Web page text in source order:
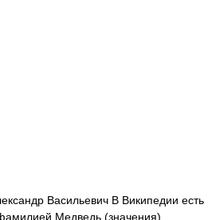
Васильевич В Википедии есть
Медведь (значения).